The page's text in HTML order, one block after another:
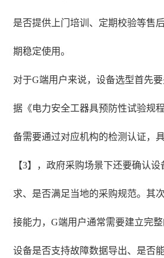
是否提供上门培训、定期校验等售
期稳定使用。
对于G端用户来说，设备选型首先
据《电力安全工器具预防性试验规
备需要通过对应机构的检测认证，
【3】，政府采购场景下还要确认
求、是否满足当地的采购规范。其
接能力，G端用户通常需要建立完
设备是否支持故障数据导出、是否